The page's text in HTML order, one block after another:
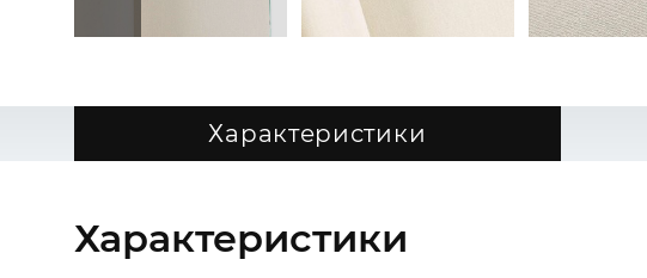
Характеристики
Характеристики